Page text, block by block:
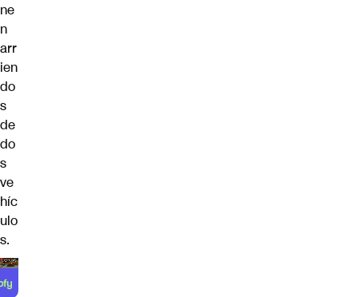
ne
n
arr
ien
do
s
de
do
s
ve
híc
ulo
s.